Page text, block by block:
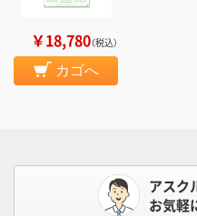
￥18,780（税込）
カゴへ
アスク
お気軽